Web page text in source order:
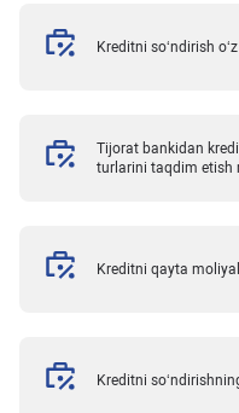
Kreditni so‘ndirish
Tijorat bankidan
turlarini taqdim etish
Kreditni qayta
Kreditni